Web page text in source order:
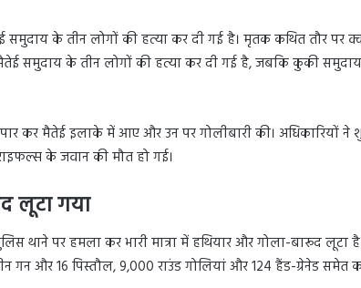
समुदाय के तीन लोगों की हत्या कर दी गई है। मृतक कथित तौर पर
समुदाय के तीन लोगों की हत्या कर दी गई है, जबकि कुकी
कर मैतेई इलाके में आए और उन पर गोलीबारी की। अधिकारियों ने
के जवान की मौत हो गई।
लूटा गया
थाने पर हमला कर भारी मात्रा में हथियार और गोला-बारूद लूटा है।
गन और 16 पिस्तौल, 9,000 राउंड गोलियां और 124 हैंड-ग्रेनेड समेत